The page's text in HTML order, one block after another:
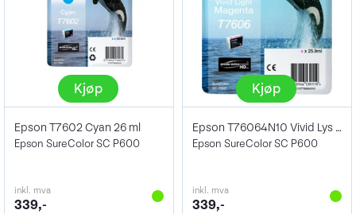
Kjøp
Epson T7602 Cyan 26 ml
Epson SureColor SC P600
inkl. mva
339,-
Kjøp
Epson T76064N10 Vivid Lys Magenta 26 ml
Epson SureColor SC P600
inkl. mva
339,-